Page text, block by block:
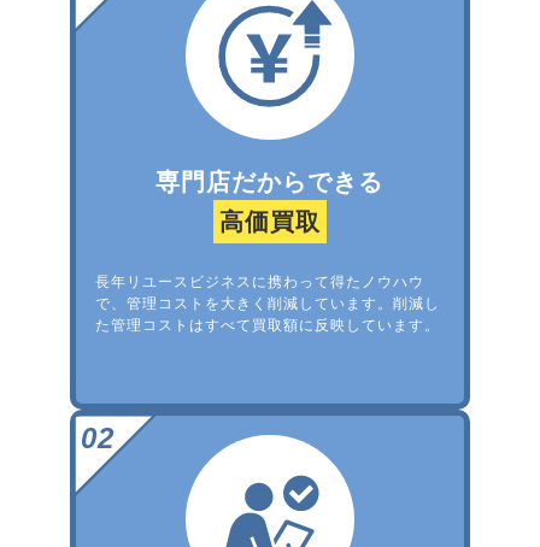
専門店だからできる
高価買取
長年リユースビジネスに携わって得たノウハウ
で、管理コストを大きく削減しています。削減し
た管理コストはすべて買取額に反映しています。